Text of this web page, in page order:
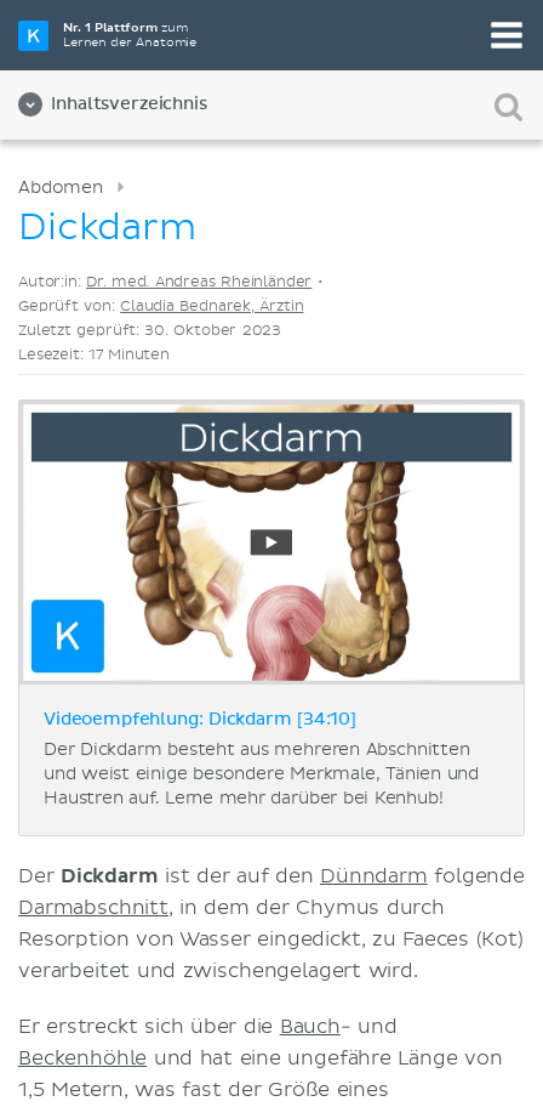
Nr. 1 Plattformzum
Lernen der Anatomie
Inhaltsverzeichnis
Wähle die beste Lernmethode für dich
Videos
Abdomen
Dickdarm
Autor:in: Dr. med. Andreas Rheinländer •
Geprüft von:Claudia Bednarek, Ärztin
Zuletzt geprüft: 30. Oktober 2023
Lesezeit: 17 Minuten
Videoempfehlung: Dickdarm [34:10]
Der Dickdarm besteht aus mehreren Abschnitten
und weist einige besondere Merkmale, Tänien und
Haustren auf. Lerne mehr darüber bei Kenhub!
Der Dickdarm ist der auf den Dünndarm folgende
Darmabschnitt, in dem der Chymus durch
Resorption von Wasser eingedickt, zu Faeces (Kot)
verarbeitet und zwischengelagert wird.
Er erstreckt sich über die Bauch- und
Beckenhöhle und hat eine ungefähre Länge von
1,5 Metern, was fast der Größe eines